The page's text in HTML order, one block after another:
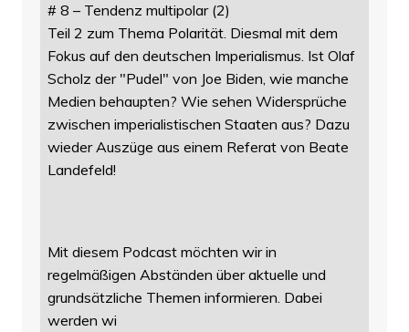
# 8 – Tendenz multipolar (2)
Teil 2 zum Thema Polarität. Diesmal mit dem
Fokus auf den deutschen Imperialismus. Ist Olaf
Scholz der "Pudel" von Joe Biden, wie manche
Medien behaupten? Wie sehen Widersprüche
zwischen imperialistischen Staaten aus? Dazu
wieder Auszüge aus einem Referat von Beate
Landefeld!
Mit diesem Podcast möchten wir in
regelmäßigen Abständen über aktuelle und
grundsätzliche Themen informieren. Dabei
werden wi